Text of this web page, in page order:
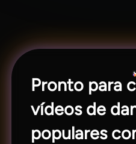
Pronto para
vídeos de
populares